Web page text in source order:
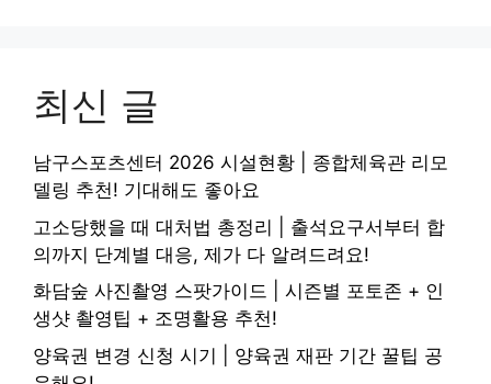
최신 글
남구스포츠센터 2026 시설현황 | 종합체육관 리모
델링 추천! 기대해도 좋아요
고소당했을 때 대처법 총정리 | 출석요구서부터 합
의까지 단계별 대응, 제가 다 알려드려요!
화담숲 사진촬영 스팟가이드 | 시즌별 포토존 + 인
생샷 촬영팁 + 조명활용 추천!
양육권 변경 신청 시기 | 양육권 재판 기간 꿀팁 공